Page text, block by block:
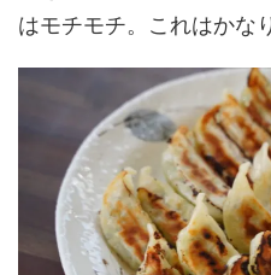
はモチモチ。これはかな